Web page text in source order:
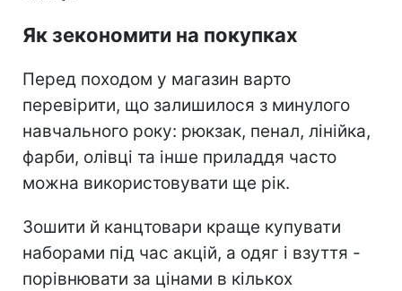
Як зекономити на покупках
Перед походом у магазин варто
перевірити, що залишилося з минулого
навчального року: рюкзак, пенал, лінійка,
фарби, олівці та інше приладдя часто
можна використовувати ще рік.
Зошити й канцтовари краще купувати
наборами під час акцій, а одяг і взуття -
порівнювати за цінами в кількох